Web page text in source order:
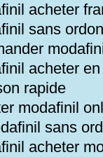
acheter
sans
acheter
rapide
modafinil
sans
acheter